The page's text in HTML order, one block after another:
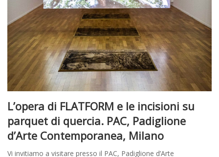
L’opera di FLATFORM e le incisioni su
parquet di quercia. PAC, Padiglione
d’Arte Contemporanea, Milano
Vi invitiamo a visitare presso il PAC, Padiglione d’Arte